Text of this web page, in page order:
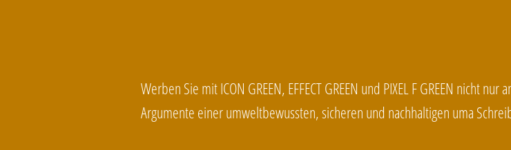
Werben Sie mit ICON GREEN, EFFECT GREEN und PIXEL F GREEN nicht
Argumente einer umweltbewussten, sicheren und nachhaltigen uma